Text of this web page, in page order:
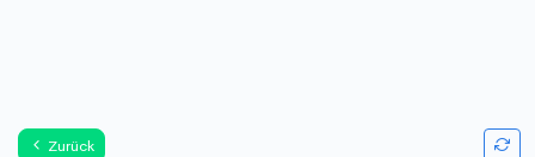
Zurück